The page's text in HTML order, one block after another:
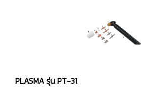
PLASMA รุ่น PT-31